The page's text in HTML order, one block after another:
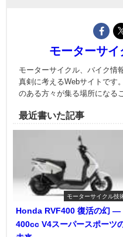
モーターサ
モーターサイクル、バイク情
真剣に考えるWebサイトです
のある方々が集る場所になる
最近書いた記事
モーターサイクル技
Honda RVF400 復活の幻 ―
400cc V4スーパースポーツ